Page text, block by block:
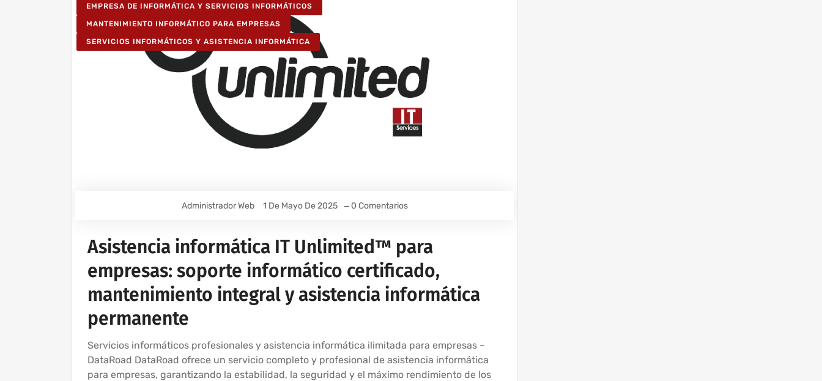
EMPRESA DE INFORMÁTICA Y SERVICIOS INFORMÁTICOS
MANTENIMIENTO INFORMÁTICO PARA EMPRESAS
SERVICIOS INFORMÁTICOS Y ASISTENCIA INFORMÁTICA
Administrador Web 1 De Mayo De 2025 0 Comentarios
Asistencia informática IT Unlimited™ para
empresas: soporte informático certificado,
mantenimiento integral y asistencia informática
permanente
Servicios informáticos profesionales y asistencia informática ilimitada para empresas –
DataRoad DataRoad ofrece un servicio completo y profesional de asistencia informática
para empresas, garantizando la estabilidad, la seguridad y el máximo rendimiento de los